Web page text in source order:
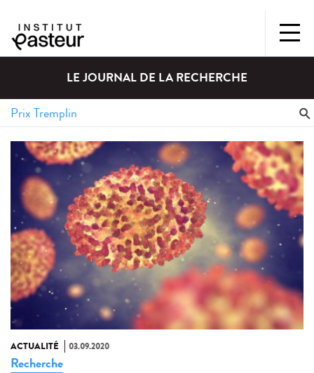
LE JOURNAL DE LA RECHERCHE
ACTUALITÉ 03.09.2020
Recherche